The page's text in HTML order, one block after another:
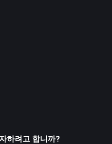
하려고 합니까?